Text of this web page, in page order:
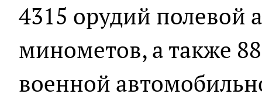
4315 орудий полевой
минометов, а также
военной